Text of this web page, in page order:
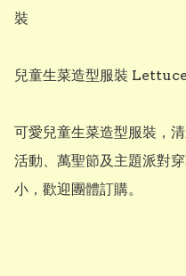
裝
兒童生菜造型服裝
可愛兒童生菜造型服裝，
活動、萬聖節及主題派對
小，歡迎團體訂購。